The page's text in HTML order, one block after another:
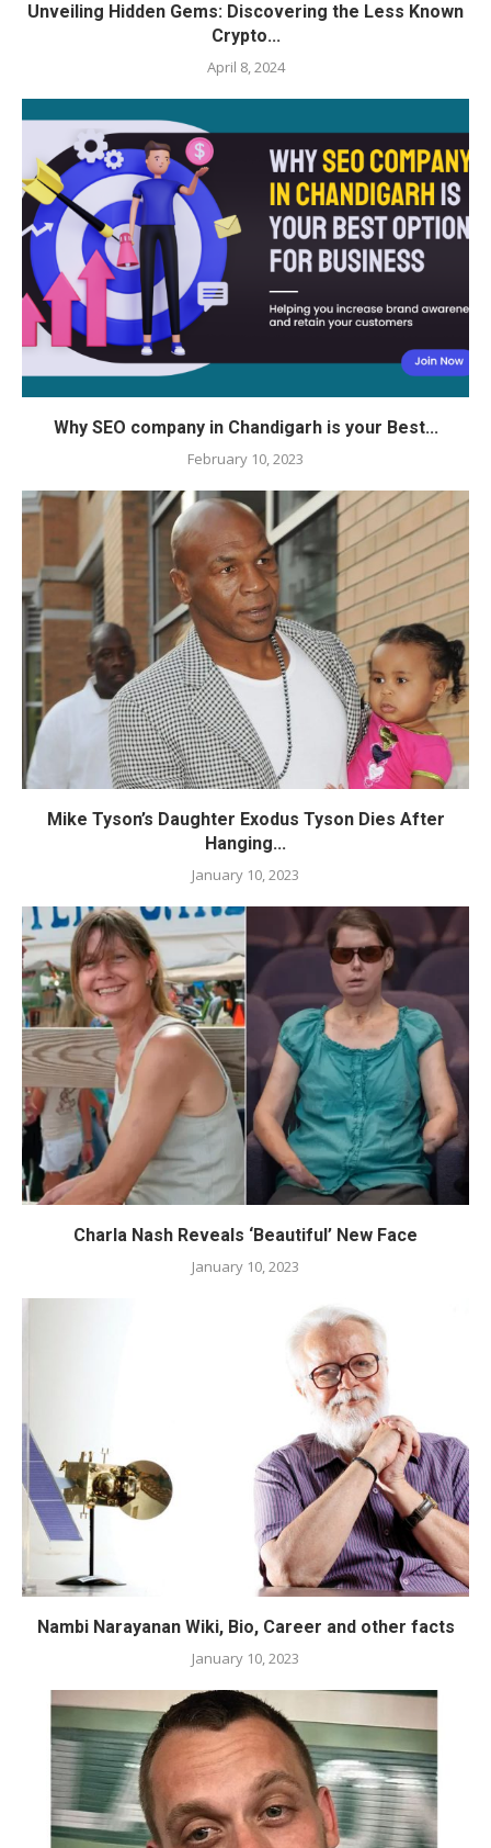
Unveiling Hidden Gems: Discovering the Less Known
Crypto...
April 8, 2024
Why SEO company in Chandigarh is your Best...
February 10, 2023
Mike Tyson’s Daughter Exodus Tyson Dies After
Hanging...
January 10, 2023
Charla Nash Reveals ‘Beautiful’ New Face
January 10, 2023
Nambi Narayanan Wiki, Bio, Career and other facts
January 10, 2023